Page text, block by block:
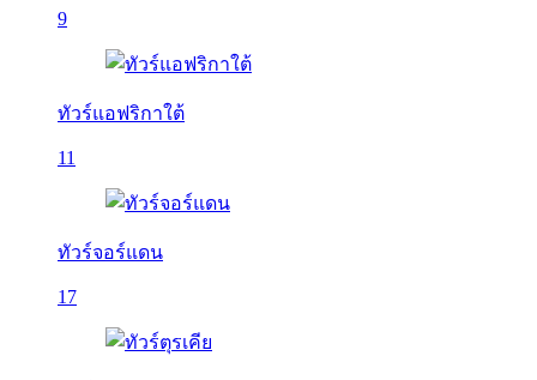
9
ทัวร์แอฟริกาใต้
11
ทัวร์จอร์แดน
17